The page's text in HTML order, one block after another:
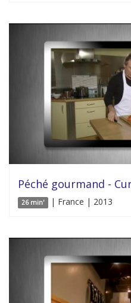
Péché gourmand -
26 min' | France | 2013